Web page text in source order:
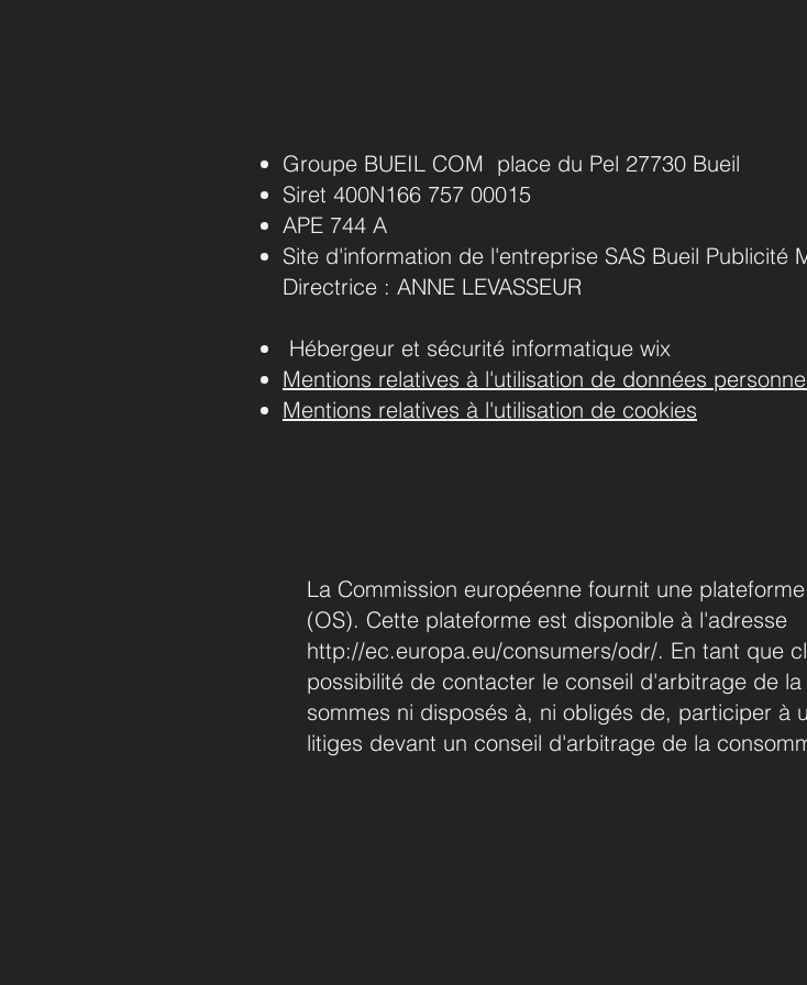
Groupe BUEIL COM place du Pel 27730 Bueil
Siret 400N166 757 00015
APE 744 A
Site d'information de l'entreprise SAS Bueil Publicité
Directrice ​: ANNE LEVASSEUR
Hébergeur et sécurité informatique wix
Mentions relatives à l'utilisation de données
Mentions relatives à l'utilisation de cookies
La Commission européenne fournit une
(OS). Cette plateforme est disponible à l'adresse
http://ec.europa.eu/consumers/odr/. En tant que
possibilité de contacter le conseil d'arbitrage de
sommes ni disposés à, ni obligés de, participer à
litiges devant un conseil d'arbitrage de la